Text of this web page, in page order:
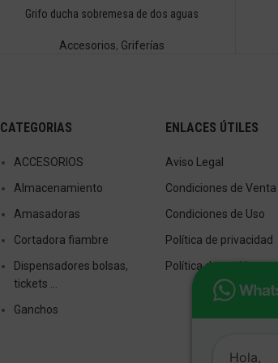
Grifo ducha sobremesa de dos aguas
Accesorios, Griferías
CATEGORIAS
ACCESORIOS
Almacenamiento
Amasadoras
Cortadora fiambre
Dispensadores bolsas,
tickets …
Ganchos
ENLACES ÚTILES
Aviso Legal
Condiciones de Venta
Condiciones de Uso
Política de privacidad
Política de cookies
Hola,